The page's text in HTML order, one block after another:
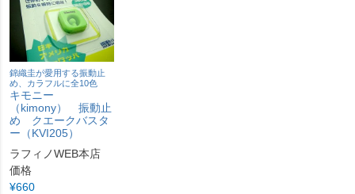
錦織圭が愛用する振動止
め、カラフルに全10色
キモニー
（kimony） 振動止
め クエークバスタ
ー（KVI205）
ラフィノWEB本店
価格
¥660